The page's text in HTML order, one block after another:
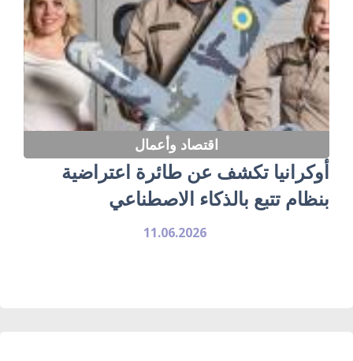
اقتصاد وأعمال
أوكرانيا تكشف عن طائرة اعتراضية
بنظام تتبع بالذكاء الاصطناعي
11.06.2026